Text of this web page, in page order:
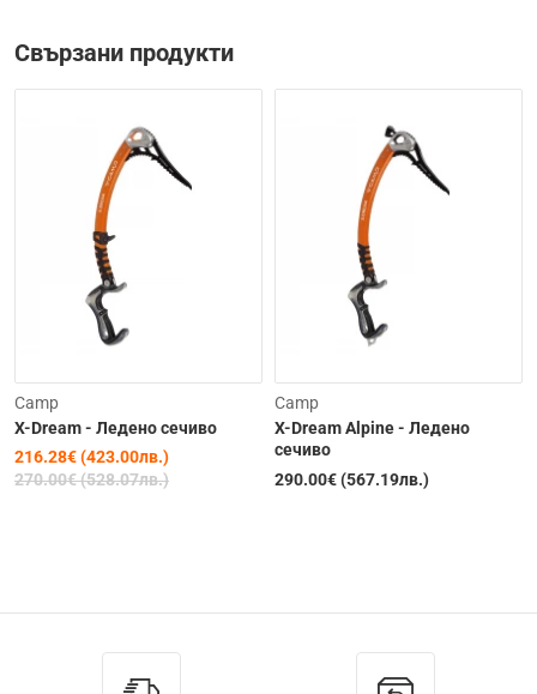
Свързани продукти
Camp
X-Dream - Ледено сечиво
216.28€ (423.00лв.)
270.00€ (528.07лв.)
Изчерпана
Camp
X-Dream Alpine - Ледено
сечиво
290.00€ (567.19лв.)